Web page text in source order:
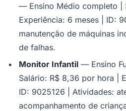
— Ensino Médio completo |
Experiência: 6 meses | ID:
manutenção de máquinas
de falhas.
Monitor Infantil— Ensino
Salário: R$ 8,36 por hora |
ID: 9025126 | Atividades:
acompanhamento de